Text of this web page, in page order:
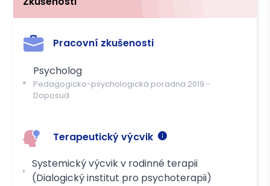
Hotově
Pracovní zkušenosti
Psycholog
Pedagogicko-psychologická poradna 2019 -
Doposud
Terapeutický výcvik
Systemický výcvik v rodinné terapii
(Dialogický institut pro psychoterapii)